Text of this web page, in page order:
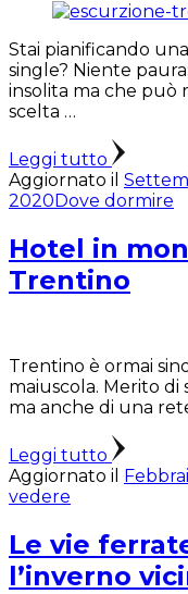
Stai pianificando
single? Niente
insolita ma che può
scelta …
Leggi tutto
Aggiornato il
2020 Dove dormire
Hotel in
Trentino
Trentino è ormai
maiuscola. Merito di
ma anche di una
Leggi tutto
Aggiornato il
vedere
Le vie
l’inverno